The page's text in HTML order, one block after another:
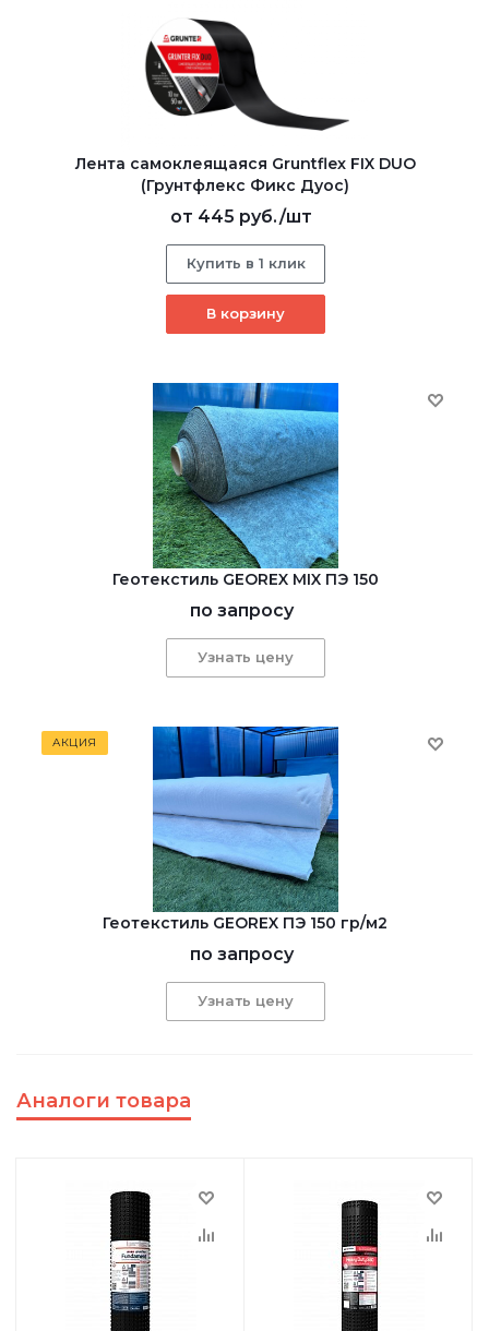
Лента самоклеящаяся Gruntflex FIX DUO
(Грунтфлекс Фикс Дуос)
от 445 руб./шт
Купить в 1 клик
В корзину
Геотекстиль GEOREX MIX ПЭ 150
по запросу
Узнать цену
АКЦИЯ
Геотекстиль GEOREX ПЭ 150 гр/м2
по запросу
Узнать цену
Аналоги товара